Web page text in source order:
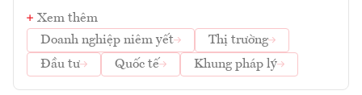
Xem thêm
Doanh nghiệp niêm yết
Thị trường
Đầu tư
Quốc tế Khung pháp lý